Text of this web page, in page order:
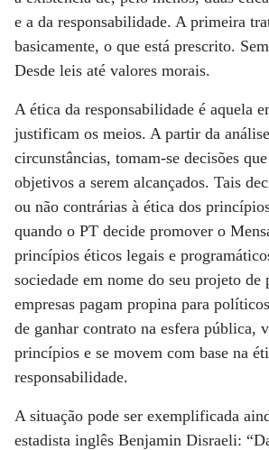
e a da responsabilidade. A primeira
basicamente, o que está prescrito.
Desde leis até valores morais.
A ética da responsabilidade é aquela
justificam os meios. A partir da
circunstâncias, tomam-se decisões
objetivos a serem alcançados. Tais
ou não contrárias à ética dos
quando o PT decide promover o
princípios éticos legais e
sociedade em nome do seu projeto de
empresas pagam propina para
de ganhar contrato na esfera pública,
princípios e se movem com base na
responsabilidade.
A situação pode ser exemplificada
estadista inglês Benjamin Disraeli: